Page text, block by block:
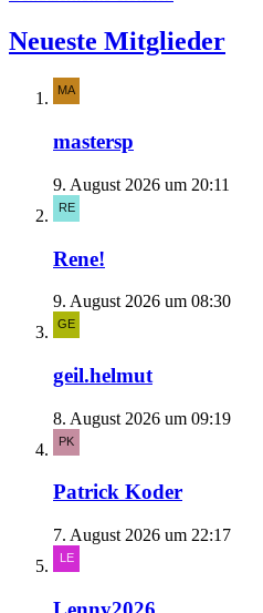
Neueste Mitglieder
mastersp
9. August 2026 um 20:11
Rene!
9. August 2026 um 08:30
geil.helmut
8. August 2026 um 09:19
Patrick Koder
7. August 2026 um 22:17